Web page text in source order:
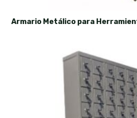
Armario Metálico para